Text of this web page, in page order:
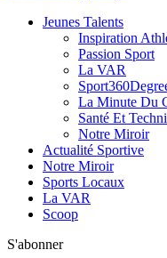
Jeunes Talents
Inspiration
Passion Sport
La VAR
La Minute Du
Santé Et
Notre Miroir
Actualité Sportive
Notre Miroir
Sports Locaux
La VAR
Scoop
S'abonner